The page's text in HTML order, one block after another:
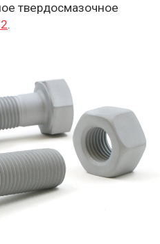
твердосмазочное
.